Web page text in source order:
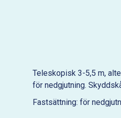
Teleskopisk 3-5,5 m,
för nedgjutning.
Fastsättning: för